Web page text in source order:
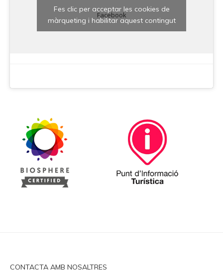
Facebook
Fes clic per acceptar les cookies de
màrqueting i habilitar aquest contingut
CONTACTA AMB NOSALTRES